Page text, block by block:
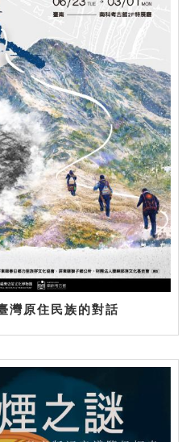
灣原住民族的對話